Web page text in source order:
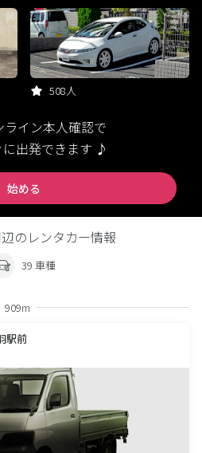
508人
ライン本人確認で
出発できます ♪
始める
のレンタカー情報
39 車種
909m
駅前